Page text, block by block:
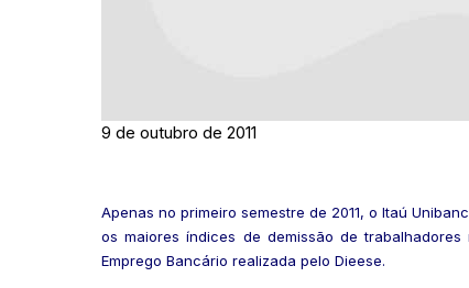
9 de outubro de 2011
Apenas no primeiro semestre de 2011, o Itaú
os maiores índices de demissão de
Emprego Bancário realizada pelo Dieese.